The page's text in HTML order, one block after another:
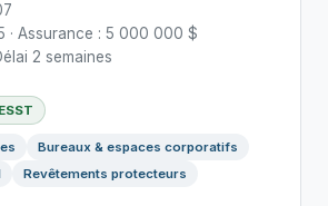
· Assurance : 5 000 000 $
2 semaines
Bureaux & espaces corporatifs
Revêtements protecteurs